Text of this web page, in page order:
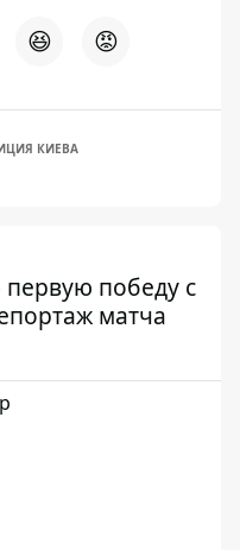
😆 😡
КИЕВА
победу с
матча